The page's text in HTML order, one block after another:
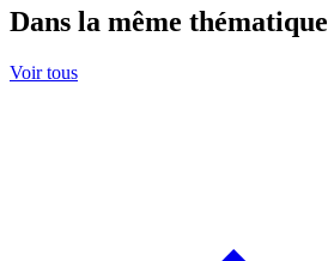
Dans la même thématique
Voir tous